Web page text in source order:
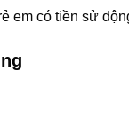
em có tiền sử